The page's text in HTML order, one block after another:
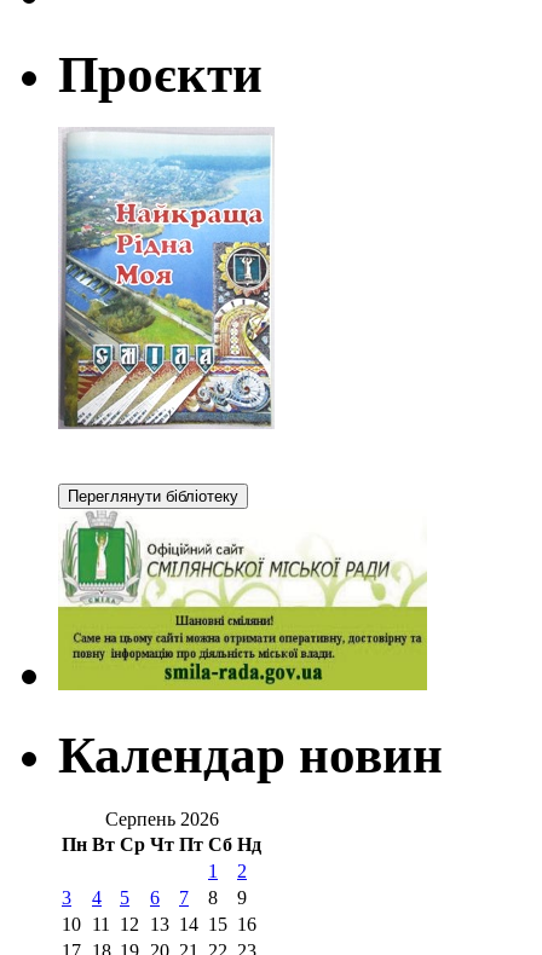
Проєкти
Календар новин
Серпень 2026
Пн Вт Ср Чт Пт Сб Нд
1
2
3
4 5 6 7 8
9
10 11 12 13 14 15 16